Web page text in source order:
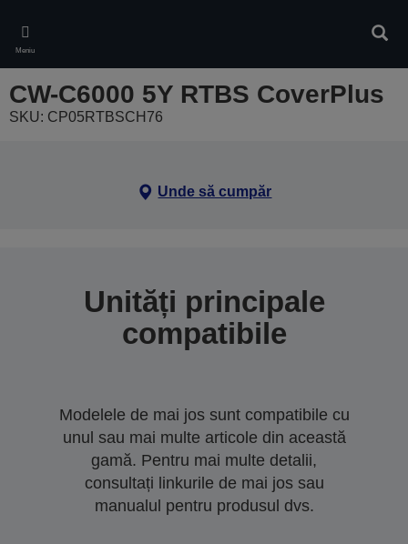
main
content
Meniu
CW-C6000 5Y RTBS CoverPlus
SKU: CP05RTBSCH76
Unde să cumpăr
Unități principale
compatibile
Modelele de mai jos sunt compatibile cu
unul sau mai multe articole din această
gamă. Pentru mai multe detalii,
consultați linkurile de mai jos sau
manualul pentru produsul dvs.